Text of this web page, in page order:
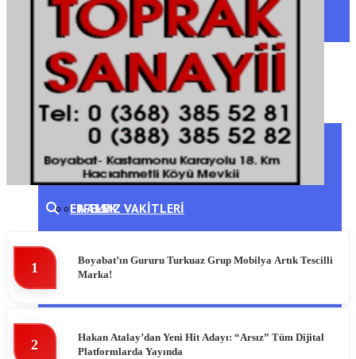
BOYABAT
DURAĞAN
AYANCIK
SARAYDÜZÜ
DIKMEN
ERFELEK
SIYASET
GENEL
SPOR
SERVISLER
HAVA DURUMU
NAMAZ VAKITLERI
1
Boyabat’ın Gururu Turkuaz Grup Mobilya Artık Tescilli
Marka!
2
Hakan Atalay’dan Yeni Hit Adayı: “Arsız” Tüm Dijital
Platformlarda Yayında